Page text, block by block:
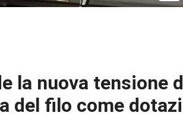
la nuova tensione
del filo come